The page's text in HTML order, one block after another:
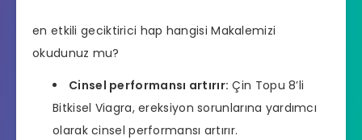
en etkili geciktirici hap hangisi Makalemizi
okudunuz mu?
Cinsel performansı artırır: Çin Topu 8’li
Bitkisel Viagra, ereksiyon sorunlarına yardımcı
olarak cinsel performansı artırır.